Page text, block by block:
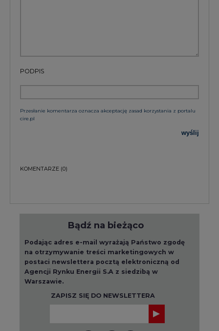
PODPIS
Przesłanie komentarza oznacza akceptację zasad korzystania z portalu
cire.pl
wyślij
KOMENTARZE (0)
Bądź na bieżąco
Podając adres e-mail wyrażają Państwo zgodę
na otrzymywanie treści marketingowych w
postaci newslettera pocztą elektroniczną od
Agencji Rynku Energii S.A z siedzibą w
Warszawie.
ZAPISZ SIĘ DO NEWSLETTERA